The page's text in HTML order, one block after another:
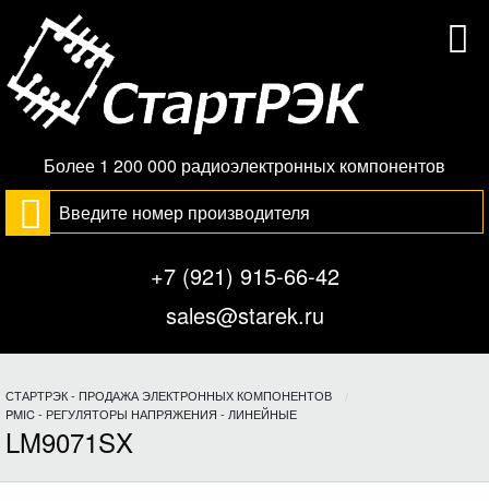
Более 1 200 000 радиоэлектронных компонентов
+7 (921) 915-66-42
sales@starek.ru
СТАРТРЭК - ПРОДАЖА ЭЛЕКТРОННЫХ КОМПОНЕНТОВ
PMIC - РЕГУЛЯТОРЫ НАПРЯЖЕНИЯ - ЛИНЕЙНЫЕ
LM9071SX